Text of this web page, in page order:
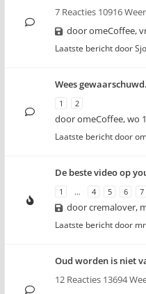
7 Reacties 10916
dooromeCoffee,
Laatste bericht door
Wees
1 2
dooromeCoffee,wo
Laatste bericht door
De beste video op
1 … 4 5 6 7
doorcremalover,
Laatste bericht door
Oud worden is niet
12 Reacties 13694